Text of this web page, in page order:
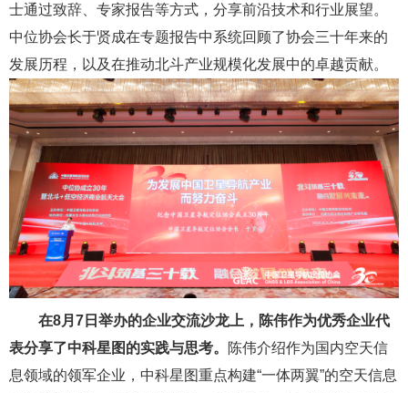
士通过致辞、专家报告等方式，分享前沿技术和行业展望。
中位协会长于贤成在专题报告中系统回顾了协会三十年来的
发展历程，以及在推动北斗产业规模化发展中的卓越贡献。
在8月7日举办的企业交流沙龙上，陈伟作为优秀企业代
表分享了中科星图的实践与思考。
陈伟介绍作为国内空天信
息领域的领军企业，中科星图重点构建“一体两翼”的空天信息